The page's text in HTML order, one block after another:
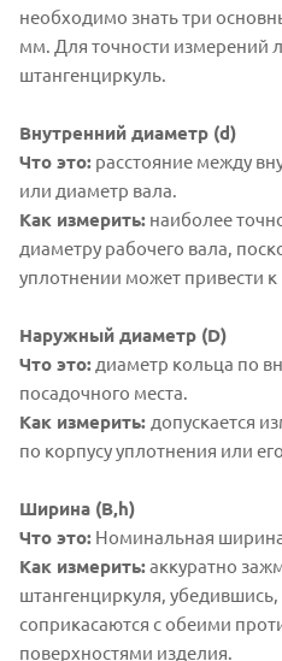
необходимо знать три
мм. Для точности измерений
штангенциркуль.
Внутренний диаметр (d)
Что это: расстояние между
или диаметр вала.
Как измерить: наиболее
диаметру рабочего вала,
уплотнении может привести к
Наружный диаметр (D)
Что это: диаметр кольца по
посадочного места.
Как измерить: допускается
по корпусу уплотнения или
Ширина (B,h)
Что это: Номинальная
Как измерить:аккуратно
штангенциркуля,
соприкасаются с обеими
поверхностями изделия.